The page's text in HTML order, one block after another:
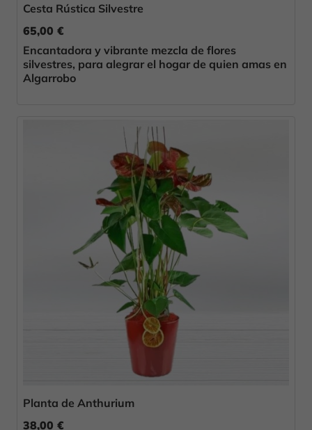
Cesta Rústica Silvestre
65,00 €
Encantadora y vibrante mezcla de flores
silvestres, para alegrar el hogar de quien amas en
Algarrobo
Planta de Anthurium
38,00 €